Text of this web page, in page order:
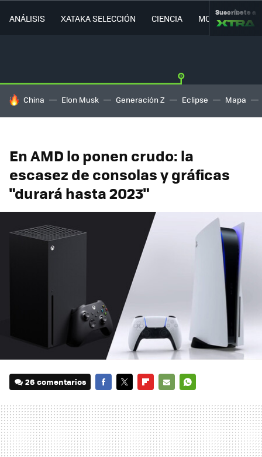
ANÁLISIS XATAKA SELECCIÓN CIENCIA MOVILIDAD
Suscríbete a
HOY SE HABLA DE
China Elon Musk Generación Z Eclipse Mapa
En AMD lo ponen crudo: la
escasez de consolas y gráficas
"durará hasta 2023"
26 comentarios
MAIL